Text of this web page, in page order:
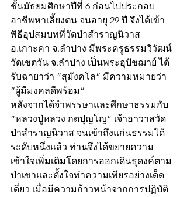
ชั้นมัธยมศึกษาปีที่ 6 ก่อนไปประกอบ
อาชีพหาเลี้ยงตน จนอายุ 29 ปี จึงได้เข้า
พิธีอุปสมบทที่วัดป่าสำราญนิวาส
อ.เกาะคา จ.ลำปาง มีพระครูธรรมวิวัฒน์
วัดเชตวัน จ.ลำปาง เป็นพระอุปัชฌาย์ ได้
รับฉายาว่า “สุมังคโล” มีความหมายว่า
“ผู้มีมงคลดีพร้อม“
หลังจากได้จำพรรษาและศึกษาธรรมกับ
“หลวงปู่หลวง กตปุญโญ” เจ้าอาวาสวัด
ป่าสำราญนิวาส จนเข้าถึงแก่นธรรมได้
ระดับหนึ่งแล้ว ท่านจึงได้ขยายความ
เข้าใจเพิ่มเติมโดยการออกเดินธุดงค์ตาม
ป่าเขาและตั้งใจทำความเพียรอย่างเด็ด
เดี่ยว เมื่อมีความก้าวหน้าจากการปฏิบัติ